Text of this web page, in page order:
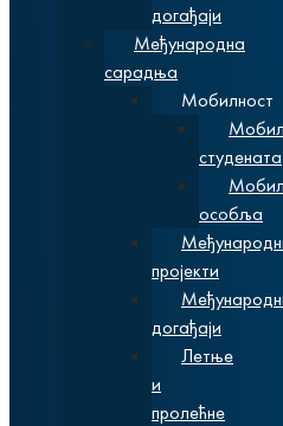
догађаји
Међународна
сарадња
Мобилност
студената
особља
пројекти
догађаји
Летње
и
пролећне